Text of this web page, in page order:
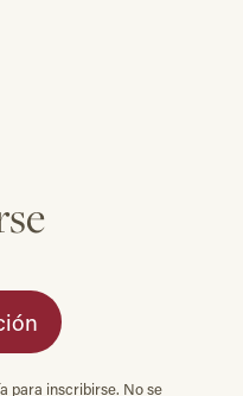
para inscribirse. No se